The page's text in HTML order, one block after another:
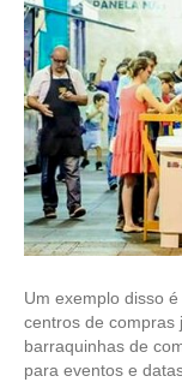
Um exemplo disso
centros de compras
barraquinhas de
para eventos e